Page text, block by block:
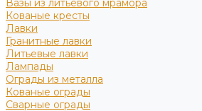
Вазы из литьевого мрамора
Кованые кресты
Лавки
Гранитные лавки
Литьевые лавки
Лампады
Ограды из металла
Кованые ограды
Сварные ограды